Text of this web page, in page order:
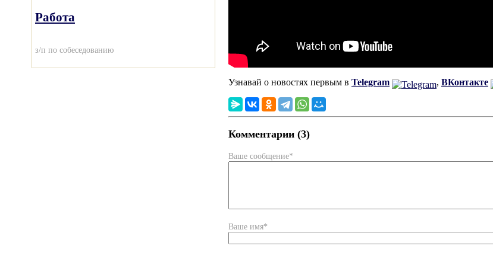
Работа
з/п по собеседованию
Узнавай о новостях первым в Telegram , ВКонтакте
Комментарии (3)
Ваше сообщение*
Ваше имя*